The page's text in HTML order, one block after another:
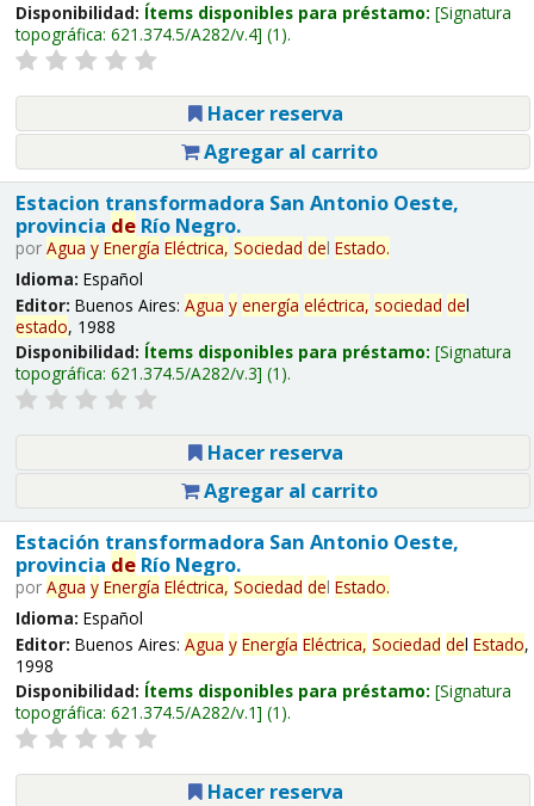
Disponibilidad: Ítems disponibles para préstamo: Signatura
topográfica: 621.374.5/A282/v.4 (1).
Hacer reserva
Agregar al carrito
Estacion transformadora San Antonio Oeste,
provincia deRío Negro.
por Agua y Energía Eléctrica, Sociedad del Estado.
Idioma: Español
Editor: Buenos Aires: Agua y energía eléctrica, sociedad del
estado, 1988
Disponibilidad: Ítems disponibles para préstamo: Signatura
topográfica: 621.374.5/A282/v.3 (1).
Hacer reserva
Agregar al carrito
Estación transformadora San Antonio Oeste,
provincia deRío Negro.
por Agua y Energía Eléctrica, Sociedad del Estado.
Idioma: Español
Editor: Buenos Aires: Agua y Energía Eléctrica, Sociedad del Estado,
1998
Disponibilidad: Ítems disponibles para préstamo: Signatura
topográfica: 621.374.5/A282/v.1 (1).
Hacer reserva